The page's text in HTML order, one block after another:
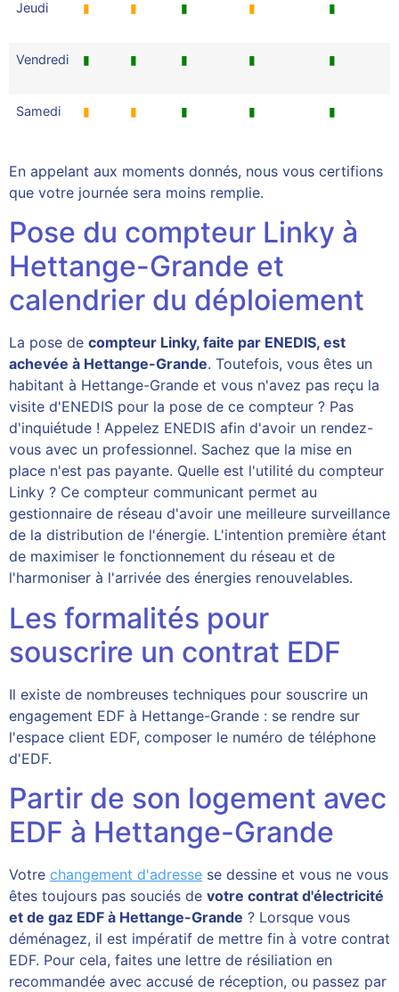
Jeudi ▮ ▮ ▮ ▮ ▮
Vendredi ▮ ▮ ▮ ▮ ▮
Samedi ▮ ▮ ▮ ▮ ▮
En appelant aux moments donnés, nous vous certifions
que votre journée sera moins remplie.
Pose du compteur Linky à
Hettange-Grande et
calendrier du déploiement
La pose de compteur Linky, faite par ENEDIS, est
achevée à Hettange-Grande. Toutefois, vous êtes un
habitant à Hettange-Grande et vous n'avez pas reçu la
visite d'ENEDIS pour la pose de ce compteur ? Pas
d'inquiétude ! Appelez ENEDIS afin d'avoir un rendez-
vous avec un professionnel. Sachez que la mise en
place n'est pas payante. Quelle est l'utilité du compteur
Linky ? Ce compteur communicant permet au
gestionnaire de réseau d'avoir une meilleure surveillance
de la distribution de l'énergie. L'intention première étant
de maximiser le fonctionnement du réseau et de
l'harmoniser à l'arrivée des énergies renouvelables.
Les formalités pour
souscrire un contrat EDF
Il existe de nombreuses techniques pour souscrire un
engagement EDF à Hettange-Grande : se rendre sur
l'espace client EDF, composer le numéro de téléphone
d'EDF.
Partir de son logement avec
EDF à Hettange-Grande
Votre changement d'adresse se dessine et vous ne vous
êtes toujours pas souciés de votre contrat d'électricité
et de gaz EDF à Hettange-Grande ? Lorsque vous
déménagez, il est impératif de mettre fin à votre contrat
EDF. Pour cela, faites une lettre de résiliation en
recommandée avec accusé de réception, ou passez par